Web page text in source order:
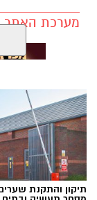
מערכת האתר / 09:35
תגים:בוי ג'ורג'
תיקון והתקנת